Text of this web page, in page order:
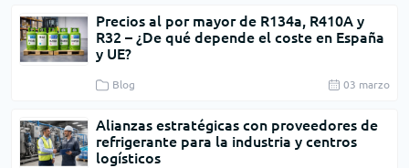
Precios al por mayor de R134a, R410A y
R32 – ¿De qué depende el coste en España
y UE?
Blog 03 marzo
Alianzas estratégicas con proveedores de
refrigerante para la industria y centros
logísticos